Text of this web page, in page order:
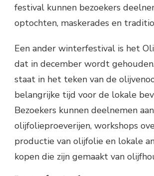
festival kunnen bezoekers
optochten, maskerades en
Een ander winterfestival is het
dat in december wordt
staat in het teken van de
belangrijke tijd voor de lokale
Bezoekers kunnen deelnemen aan
olijfolieproeverijen, workshops
productie van olijfolie en lokale
kopen die zijn gemaakt van